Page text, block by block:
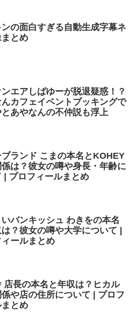
ンの面白すぎる自動生成字幕ネ
とめ
エアしばゆーが脱退疑惑！？
んカフェイベントブッキングで
あやなんの不仲説も浮上
ランド こまの本名とKOHEY
係は？彼女の噂や身長・年齢に
| プロフィールまとめ
バンキッシュ わきをの本名
？彼女の噂や大学について |
ールまとめ
店長の本名と年収は？ヒカル
係や店の住所について | プロフ
まとめ